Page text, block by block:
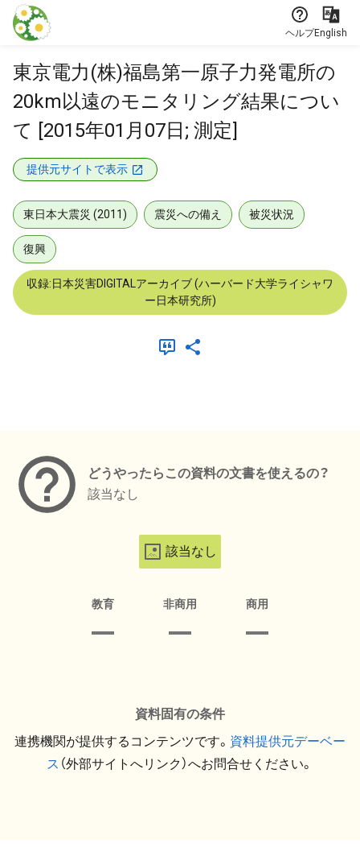
本文に飛ぶ
ヘルプEnglish
東京電力(株)福島第一原子力発電所の
20km以遠のモニタリング結果につい
て [2015年01月07日; 測定]
提供元サイトで表示
東日本大震災 (2011) 震災への備え 被災状況
復興
収録:日本災害DIGITALアーカイブ (ハーバード大学ライシャワ
ー日本研究所)
どうやったらこの資料の文書を使えるの？
該当なし
該当なし
教育 非商用 商用
資料固有の条件
連携機関が提供するコンテンツです。 資料提供元デーベー
ス （外部サイトへリンク）へお問合せください。